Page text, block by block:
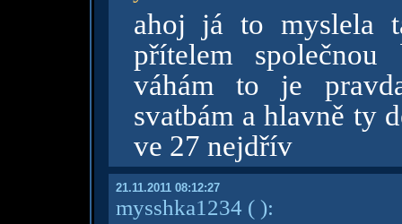
ahoj já to myslela
přítelem
váhám to je
svatbám a hlavně ty
ve 27 nejdřív
21.11.2011 08:12:27
mysshka1234 ( ):